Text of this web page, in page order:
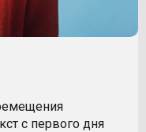
с первого дня